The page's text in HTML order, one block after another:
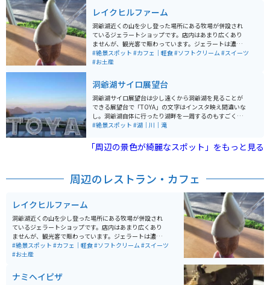
レイクヒルファーム
洞爺湖近くの山を少し登った場所にある牧場が併設され
ているジェラートショップです。店内はあまり広くあり
ませんが、観光客で賑わっています。ジェラートは濃厚
ですが、後味はすっきりとして美味しいです。テラスに
出ると山羊や牛も見えて、ずっと続く牧草地に北海道ら
#絶景スポット #カフェ｜軽食#ソフトクリーム#スイーツ
#お土産
洞爺湖サイロ展望台
洞爺湖サイロ展望台は少し遠くから洞爺湖を見ることが
できる展望台で「TOYA」の文字はインスタ映え間違いな
し。洞爺湖自体に行ったり湖畔を一周するのもすごく気
持ちがいいですがここは知る人ぞ知る名展望台です。 中
し高いですが洞爺で育った牛を使ったすき焼きや、海の
幸を使った鍋があります。
#絶景スポット #湖｜川｜滝
「周辺の景色が綺麗なスポット」をもっと見る
周辺のレストラン・カフェ
レイクヒルファーム
洞爺湖近くの山を少し登った場所にある牧場が併設され
ているジェラートショップです。店内はあまり広くあり
ませんが、観光客で賑わっています。ジェラートは濃厚
ですが、後味はすっきりとして美味しいです。テラスに
出ると山羊や牛も見えて、ずっと続く牧草地に北海道ら
#絶景スポット #カフェ｜軽食#ソフトクリーム#スイーツ
#お土産
ナミヘイピザ